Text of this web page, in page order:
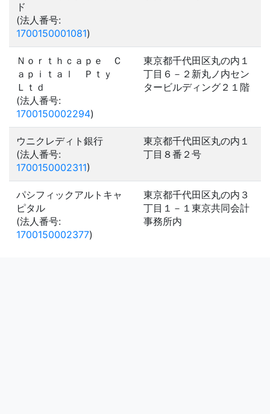
ド
(法人番号:
1700150001081)
Ｎｏｒｔｈｃａｐｅ Ｃ
ａｐｉｔａｌ Ｐｔｙ
Ｌｔｄ
(法人番号:
1700150002294)
東京都千代田区丸の内１
丁目６－２新丸ノ内セン
タービルディング２１階
ウニクレディト銀行
(法人番号:
1700150002311)
東京都千代田区丸の内１
丁目８番２号
パシフィックアルトキャ
ピタル
(法人番号:
1700150002377)
東京都千代田区丸の内３
丁目１－１東京共同会計
事務所内